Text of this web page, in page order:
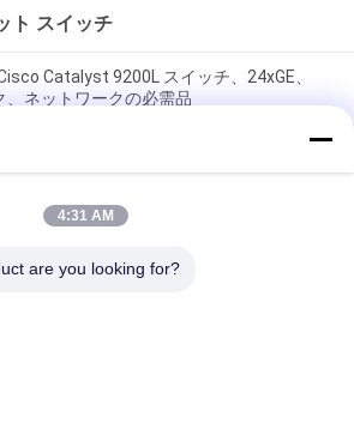
ト スイッチ
Catalyst 9200L スイッチ、24xGE、
、ネットワークの必需品
Catalyst 9300 スイッチ、24x1G カッ
のみ
Catalyst 9500 スイッチ、48x25G ポー
4:31 AM
are you looking for?